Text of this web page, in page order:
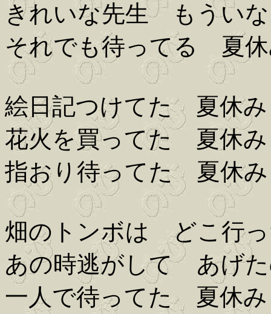
きれいな先生 もうい
それでも待ってる 夏
絵日記つけてた 夏休み
花火を買ってた 夏休み
指おり待ってた 夏休み
畑のトンボは どこ行
あの時逃がして あげ
一人で待ってた 夏休み